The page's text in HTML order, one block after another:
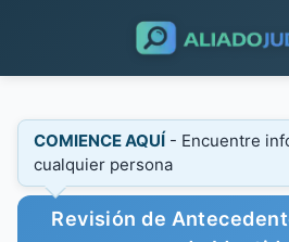
COMIENCE AQUÍ - Encuentre
cualquier persona
Revisión de